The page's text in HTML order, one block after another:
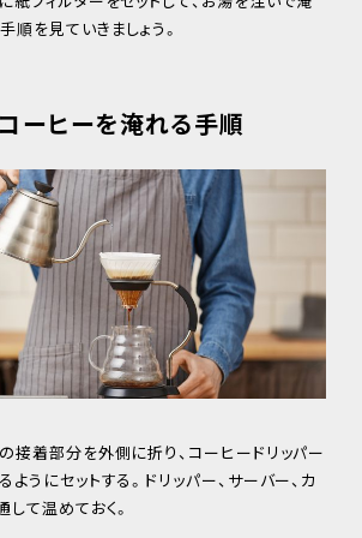
順を見ていきましょう。
ーヒーを淹れる手順
接着部分を外側に折り、コーヒードリッパー
ようにセットする。ドリッパー、サーバー、カ
して温めておく。